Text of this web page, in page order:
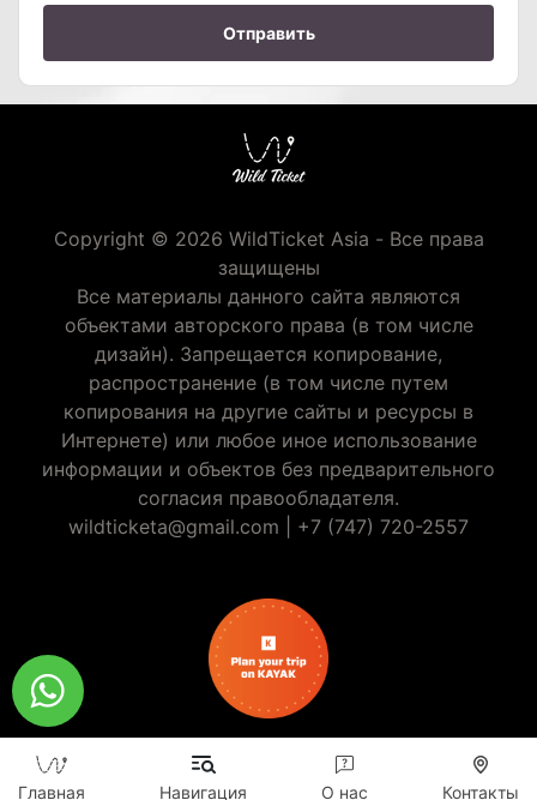
Отправить
Copyright © 2026 WildTicket Asia - Все права
защищены
Все материалы данного сайта являются
объектами авторского права (в том числе
дизайн). Запрещается копирование,
распространение (в том числе путем
копирования на другие сайты и ресурсы в
Интернете) или любое иное использование
информации и объектов без предварительного
согласия правообладателя.
wildticketa@gmail.com
+7 (747) 720-2557
Главная Навигация О нас Контакты